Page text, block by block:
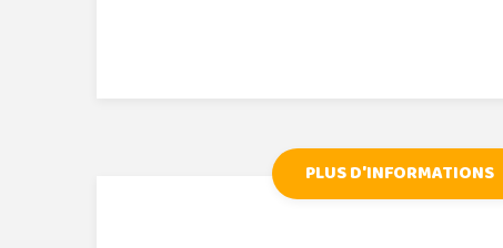
PLUS D'INFORMATIONS